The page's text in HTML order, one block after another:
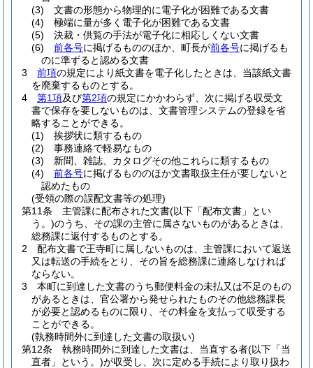
(3)
文書の形態から物理的に電子化が困難である文書
(4)
極端に量が多く電子化が困難である文書
(5)
決裁・供覧の手法が電子化に相応しくない文書
(6)
前各号に掲げるもののほか、町長が前各号に掲げるも
のに準ずると認める文書
3
前項の規定により紙文書を電子化したときは、当該紙文書
を廃棄するものとする。
4
第1項及び第2項の規定にかかわらず、次に掲げる収受文
書で保存を要しないものは、文書管理システムの登録を省
略することができる。
(1)
挨拶状に類するもの
(2)
事務連絡で軽易なもの
(3)
新聞、雑誌、カタログその他これらに類するもの
(4)
前各号に掲げるもののほか文書取扱主任が要しないと
認めたもの
(受領の際の誤配文書等の処理)
第11条
主管課に配布された文書(以下「配布文書」とい
う。)のうち、その課の主管に属さないものがあるときは、
総務課に返付するものとする。
2
配布文書で王寺町に属しないものは、主管課において返送
又は転送の手続をとり、その旨を総務課に連絡しなければ
ならない。
3
本町に到達した文書のうち郵便料金の未払又は不足のもの
があるときは、官公署から発せられたものその他総務課長
が必要と認めるものに限り、その料金を支払って収受する
ことができる。
(執務時間外に到達した文書の取扱い)
第12条
執務時間外に到達した文書は、当直する者(以下「当
直者」という。)が収受し、次に定める手続により取り扱わ